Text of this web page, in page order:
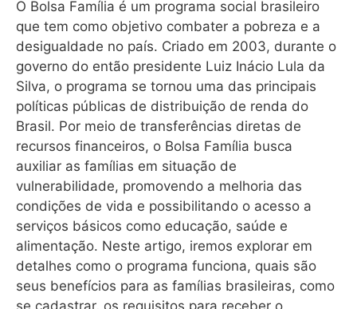
O Bolsa Família é um programa social brasileiro
que tem como objetivo combater a pobreza e a
desigualdade no país. Criado em 2003, durante o
governo do então presidente Luiz Inácio Lula da
Silva, o programa se tornou uma das principais
políticas públicas de distribuição de renda do
Brasil. Por meio de transferências diretas de
recursos financeiros, o Bolsa Família busca
auxiliar as famílias em situação de
vulnerabilidade, promovendo a melhoria das
condições de vida e possibilitando o acesso a
serviços básicos como educação, saúde e
alimentação. Neste artigo, iremos explorar em
detalhes como o programa funciona, quais são
seus benefícios para as famílias brasileiras, como
se cadastrar, os requisitos para receber o